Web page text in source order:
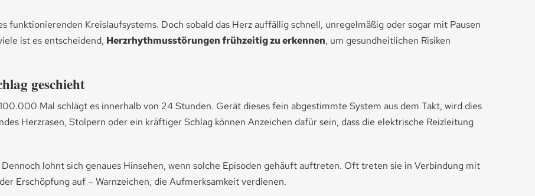
funktionierenden Kreislaufsystems. Doch sobald das Herz auffällig schnell, unregelmäßig oder sogar mit Pausen
ist es entscheidend, Herzrhythmusstörungen frühzeitig zu erkennen, um gesundheitlichen Risiken
geschieht
Mal schlägt es innerhalb von 24 Stunden. Gerät dieses fein abgestimmte System aus dem Takt, wird dies
Herzrasen, Stolpern oder ein kräftiger Schlag können Anzeichen dafür sein, dass die elektrische Reizleitung
lohnt sich genaues Hinsehen, wenn solche Episoden gehäuft auftreten. Oft treten sie in Verbindung mit
Erschöpfung auf – Warnzeichen, die Aufmerksamkeit verdienen.